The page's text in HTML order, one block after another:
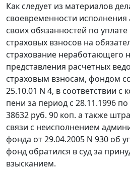
Как следует из материалов
своевременности
своих обязанностей по
страховых взносов на
страхование неработающего
представления расчетных
страховым взносам, фондом
25.10.01 N 4, в соответствии
пени за период с 28.11.1996
38632 руб. 90 коп. а также
связи с неисполнением
фонда от 29.04.2005 N 930 об
фонд обратился в суд за
взысканием.